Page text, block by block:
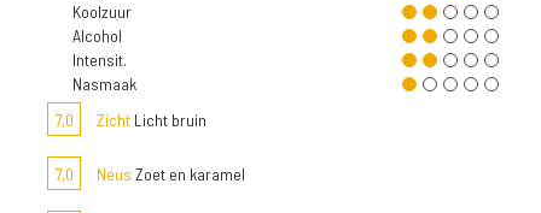
Koolzuur
Alcohol
Intensit.
Nasmaak
7,0
Zicht Licht bruin
7,0 Neus Zoet en karamel